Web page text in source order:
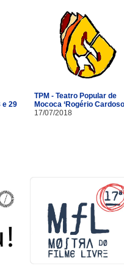
e 29
TPM - Teatro Popular de
Mococa ‘Rogério
17/07/2018